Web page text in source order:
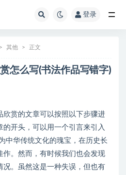
登录
其他 正文
怎么写(书法作品写错字)
欣赏的文章可以按照以下步骤进
的开头，可以用一个引言来引入
中华传统文化的瑰宝，在历史长
作。然而，有时候我们也会发现
况。虽然这是一种失误，但也有